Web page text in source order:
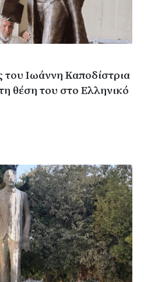
του Ιωάννη Καποδίστρια
θέση του στο Ελληνικό